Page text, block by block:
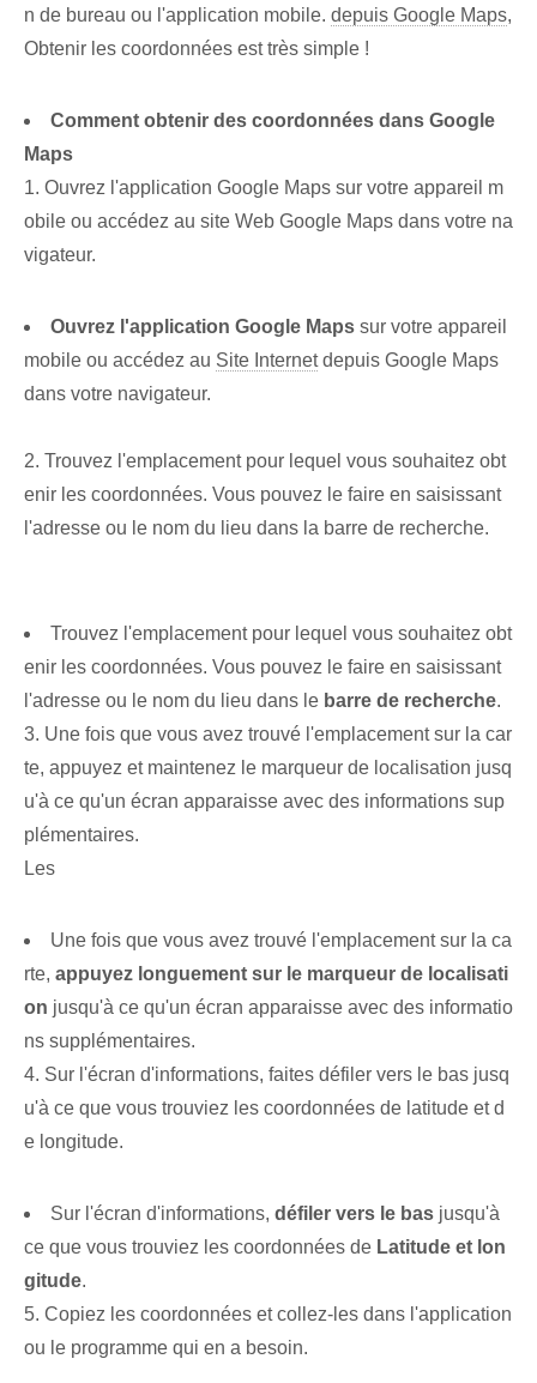
n de bureau ou l'application mobile. depuis Google Maps,​
Obtenir les coordonnées ⁣est très simple !
Comment obtenir des coordonnées dans ‌Google⁤
Maps
1. Ouvrez l'application Google Maps sur votre appareil m
obile ou accédez au site Web Google Maps dans votre na
vigateur.
Ouvrez l'application Google Maps sur⁢ votre⁣ appareil
mobile ou accédez‌ au Site Internet⁢depuis Google⁢ Maps
dans votre navigateur.
2.⁢ Trouvez l'emplacement pour lequel vous souhaitez obt
enir les coordonnées. Vous pouvez le faire en saisissant
l'adresse ou le nom du lieu dans la barre de recherche.
Trouvez l'emplacement pour lequel vous souhaitez obt
enir les coordonnées. Vous pouvez le faire en saisissant⁢
l'⁤adresse ou⁤ le nom du lieu dans‌ le barre de recherche.
3. Une fois que vous avez trouvé l'emplacement sur la car
te, appuyez et maintenez le marqueur de localisation jusq
u'à ce qu'un écran apparaisse avec des informations sup
plémentaires.
Les
Une fois que vous avez trouvé l'emplacement sur la ca
rte, appuyez longuement sur le marqueur de localisati
on jusqu'à ce qu'un écran apparaisse avec des informatio
ns supplémentaires.
4. Sur l'écran d'informations, faites défiler vers le bas jusq
u'à ce que vous trouviez les coordonnées de latitude et d
e longitude.
Sur l'écran d'informations, défiler vers le bas jusqu'à
ce que vous trouviez les coordonnées de Latitude et lon
gitude.
5.⁢ Copiez les coordonnées et collez-les dans l'application
ou le programme qui en a besoin.